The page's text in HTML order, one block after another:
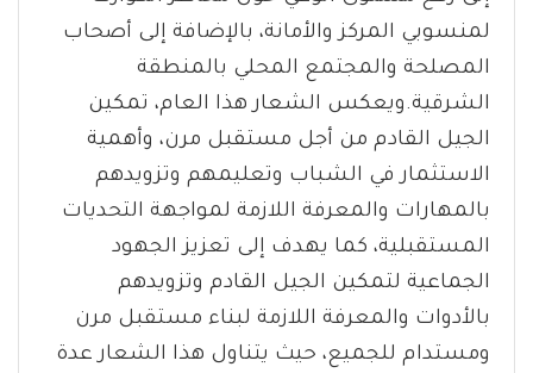
لمنسوبي المركز والأمانة، بالإضافة إلى أصحاب
المصلحة والمجتمع المحلي بالمنطقة
الشرقية.ويعكس الشعار هذا العام، تمكين
الجيل القادم من أجل مستقبل مرن، وأهمية
الاستثمار في الشباب وتعليمهم وتزويدهم
بالمهارات والمعرفة اللازمة لمواجهة التحديات
المستقبلية، كما يهدف إلى تعزيز الجهود
الجماعية لتمكين الجيل القادم وتزويدهم
بالأدوات والمعرفة اللازمة لبناء مستقبل مرن
ومستدام للجميع، حيث يتناول هذا الشعار عدة